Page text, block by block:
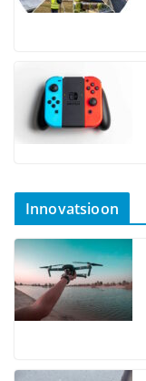
Innovatsioon